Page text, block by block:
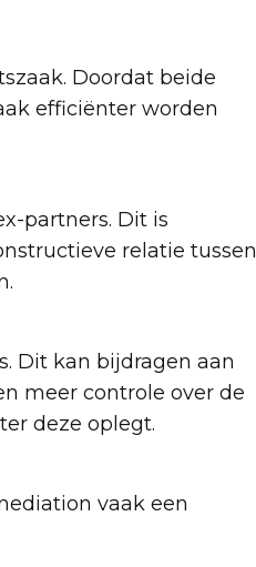
Doordat beide
efficiënter worden
partners. Dit is
relatie tussen
Dit kan bijdragen aan
meer controle over de
deze oplegt.
vaak een